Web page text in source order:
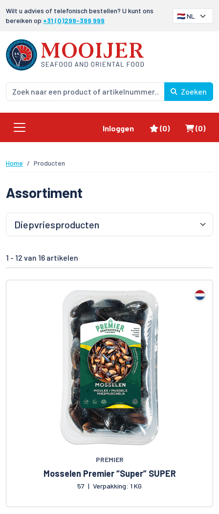
Wilt u advies of telefonisch bestellen? U kunt ons
bereiken op +31 (0)299-399 999
Zoeken
Inloggen Favorieten
(0) (0)
Home Producten
Assortiment
1 - 12 van 16 artikelen
PREMIER
Mosselen Premier “Super” SUPER
57 | Verpakking: 1 KG